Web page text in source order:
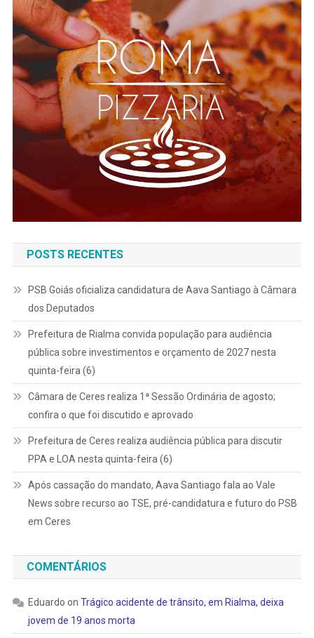
POSTS RECENTES
PSB Goiás oficializa candidatura de Aava Santiago à Câmara
dos Deputados
Prefeitura de Rialma convida população para audiência
pública sobre investimentos e orçamento de 2027 nesta
quinta-feira (6)
Câmara de Ceres realiza 1ª Sessão Ordinária de agosto;
confira o que foi discutido e aprovado
Prefeitura de Ceres realiza audiência pública para discutir
PPA e LOA nesta quinta-feira (6)
Após cassação do mandato, Aava Santiago fala ao Vale
News sobre recurso ao TSE, pré-candidatura e futuro do PSB
em Ceres
COMENTÁRIOS
Eduardo on Trágico acidente de trânsito, em Rialma, deixa
jovem de 19 anos morta